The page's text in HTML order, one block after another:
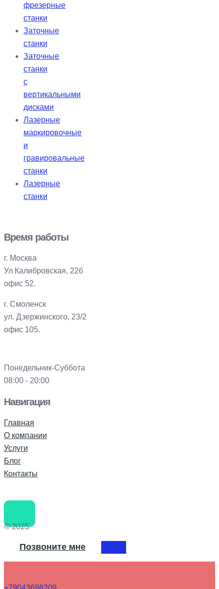
фрезерные
станки
Заточные
станки
Заточные
станки
с
вертикальными
дисками
Лазерные
маркировочные
и
гравировальные
станки
Лазерные
станки
Время работы
г. Москва
Ул Калибровская, 22б
офис 52.
г. Смоленск
ул. Дзержинского, 23/2
офис 105.
Понедельник-Суббота
08:00 - 20:00
Навигация
Главная
О компании
Услуги
Блог
Контакты
© 2025
Позвоните мне